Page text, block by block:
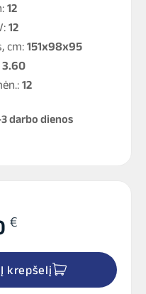
12
12
cm: 151x98x95
3.60
12
3 darbo dienos
€
Į krepšelį